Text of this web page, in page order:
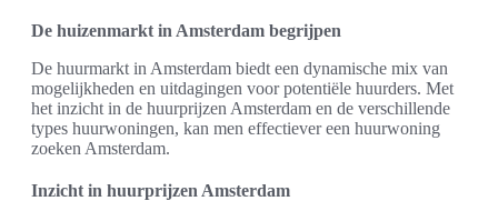
De huizenmarkt in Amsterdam begrijpen
De huurmarkt in Amsterdam biedt een dynamische mix van
mogelijkheden en uitdagingen voor potentiële huurders. Met
het inzicht in de huurprijzen Amsterdam en de verschillende
types huurwoningen, kan men effectiever een huurwoning
zoeken Amsterdam.
Inzicht in huurprijzen Amsterdam